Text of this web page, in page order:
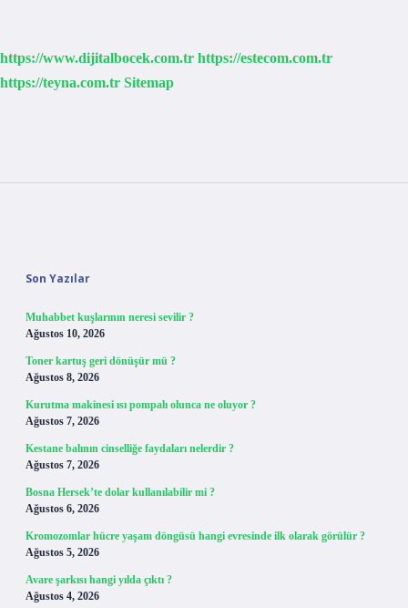
https://www.dijitalbocek.com.tr https://estecom.com.tr
https://teyna.com.tr Sitemap
Son Yazılar
Muhabbet kuşlarının neresi sevilir ?
Ağustos 10, 2026
Toner kartuş geri dönüşür mü ?
Ağustos 8, 2026
Kurutma makinesi ısı pompalı olunca ne oluyor ?
Ağustos 7, 2026
Kestane balının cinselliğe faydaları nelerdir ?
Ağustos 7, 2026
Bosna Hersek’te dolar kullanılabilir mi ?
Ağustos 6, 2026
Kromozomlar hücre yaşam döngüsü hangi evresinde ilk olarak görülür ?
Ağustos 5, 2026
Avare şarkısı hangi yılda çıktı ?
Ağustos 4, 2026